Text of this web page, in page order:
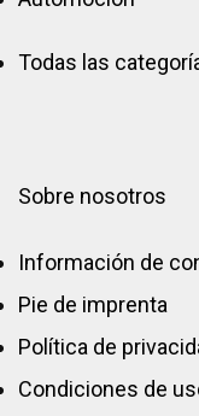
Todas las
Sobre nosotros
Información de
Pie de imprenta
Política de
Condiciones de